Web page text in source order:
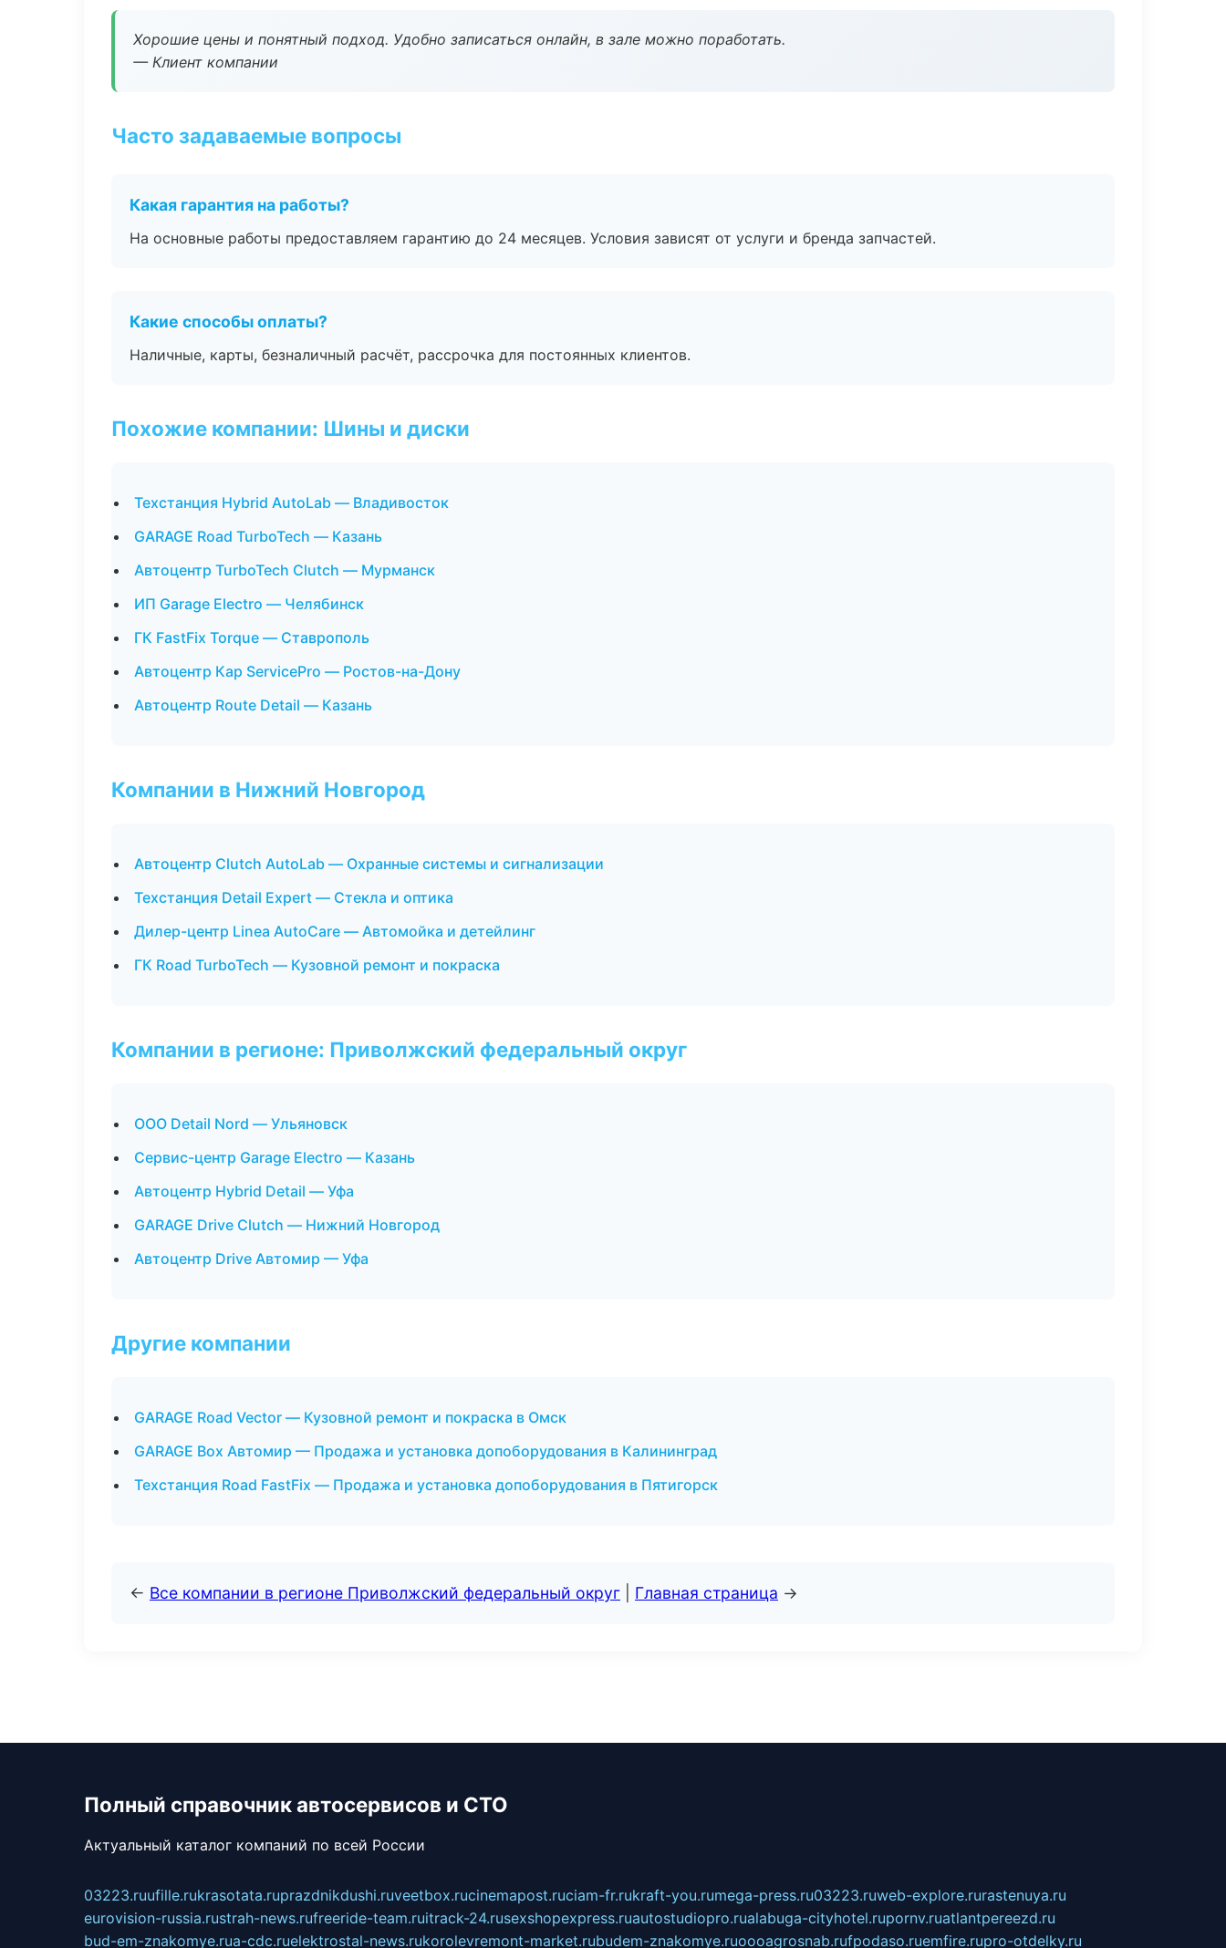
Хорошие цены и понятный подход. Удобно записаться онлайн, в зале можно поработать.
— Клиент компании
Часто задаваемые вопросы
Какая гарантия на работы?
На основные работы предоставляем гарантию до 24 месяцев. Условия зависят от услуги и бренда запчастей.
Какие способы оплаты?
Наличные, карты, безналичный расчёт, рассрочка для постоянных клиентов.
Похожие компании: Шины и диски
Техстанция Hybrid AutoLab — Владивосток
GARAGE Road TurboTech — Казань
Автоцентр TurboTech Clutch — Мурманск
ИП Garage Electro — Челябинск
ГК FastFix Torque — Ставрополь
Автоцентр Кар ServicePro — Ростов-на-Дону
Автоцентр Route Detail — Казань
Компании в Нижний Новгород
Автоцентр Clutch AutoLab — Охранные системы и сигнализации
Техстанция Detail Expert — Стекла и оптика
Дилер-центр Linea AutoCare — Автомойка и детейлинг
ГК Road TurboTech — Кузовной ремонт и покраска
Компании в регионе: Приволжский федеральный округ
ООО Detail Nord — Ульяновск
Сервис-центр Garage Electro — Казань
Автоцентр Hybrid Detail — Уфа
GARAGE Drive Clutch — Нижний Новгород
Автоцентр Drive Автомир — Уфа
Другие компании
GARAGE Road Vector — Кузовной ремонт и покраска в Омск
GARAGE Box Автомир — Продажа и установка допоборудования в Калининград
Техстанция Road FastFix — Продажа и установка допоборудования в Пятигорск
← Все компании в регионе Приволжский федеральный округ Главная страница →
Полный справочник автосервисов и СТО
Актуальный каталог компаний по всей России
03223.ruufille.rukrasotata.ruprazdnikdushi.ruveetbox.rucinemapost.ruciam-fr.rukraft-you.rumega-press.ru03223.ruweb-explore.rurastenuya.ru
eurovision-russia.rustrah-news.rufreeride-team.ruitrack-24.rusexshopexpress.ruautostudiopro.rualabuga-cityhotel.rupornv.ruatlantpereezd.ru
bud-em-znakomye.rua-cdc.ruelektrostal-news.rukorolevremont-market.rubudem-znakomye.ruoooagrosnab.rufpodaso.ruemfire.rupro-otdelky.ru